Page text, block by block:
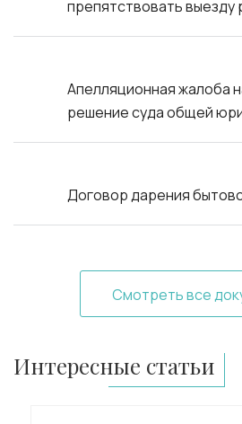
препятствовать выезду
Апелляционная жалоба
решение суда общей
Договор дарения
Смотреть все
Интересные статьи